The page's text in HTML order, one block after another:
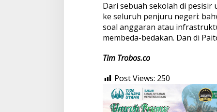
Dari sebuah sekolah di
ke seluruh penjuru negeri:
soal anggaran atau
membeda-bedakan. Dan di
Tim Trobos.co
Post Views: 250